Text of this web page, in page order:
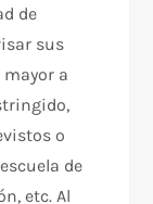
de
sus
a
o
de
etc. Al